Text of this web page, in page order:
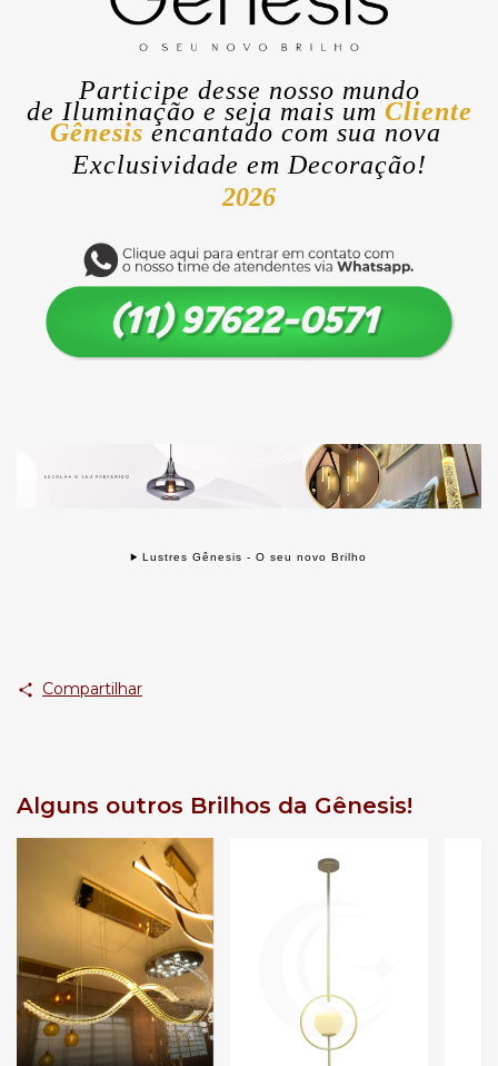
Participe desse nosso mundo
de Iluminação e seja mais um Cliente
Gênesis encantado com sua nova
Exclusividade em Decoração!
2026
Lustres Gênesis - O seu novo Brilho
Compartilhar
Alguns outros Brilhos da Gênesis!